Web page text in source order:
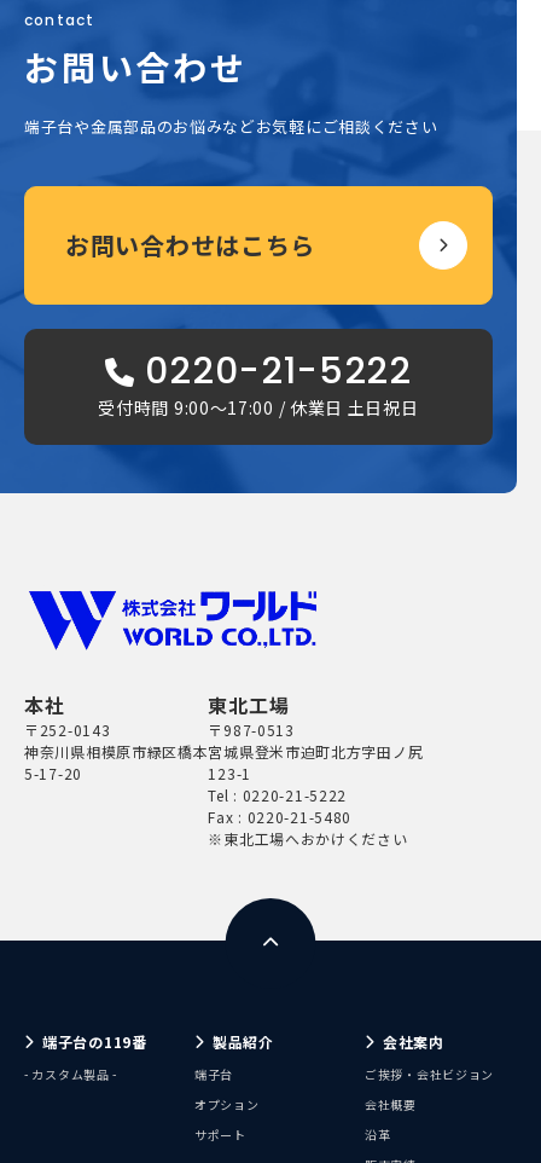
contact
お問い合わせ
端子台や金属部品のお悩みなどお気軽にご相談ください
お問い合わせはこちら
0220-21-5222
受付時間 9:00〜17:00 / 休業日 土日祝日
本社
〒252-0143
神奈川県相模原市緑区橋本
5-17-20
東北工場
〒987-0513
宮城県登米市迫町北方字田ノ尻
123-1
Tel : 0220-21-5222
Fax : 0220-21-5480
※東北工場へおかけください
端子台の119番
- カスタム製品 -
製品紹介
端子台
オプション
サポート
会社案内
ご挨拶・会社ビジョン
会社概要
沿革